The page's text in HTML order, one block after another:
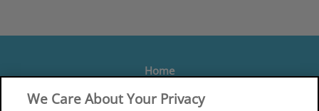
Home
Formación
We Care About Your Privacy